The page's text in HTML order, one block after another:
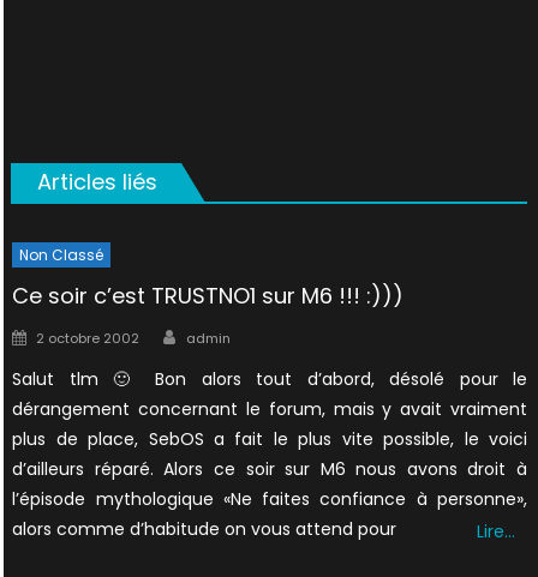
Articles liés
Non Classé
Ce soir c’est TRUSTNO1 sur M6 !!! :)))
Posted
2 octobre 2002 Author
admin
Salut tlm 🙂 Bon alors tout d’abord, désolé pour le
dérangement concernant le forum, mais y avait vraiment
plus de place, SebOS a fait le plus vite possible, le voici
d’ailleurs réparé. Alors ce soir sur M6 nous avons droit à
l’épisode mythologique «Ne faites confiance à personne»,
alors comme d’habitude on vous attend pour
Lire…